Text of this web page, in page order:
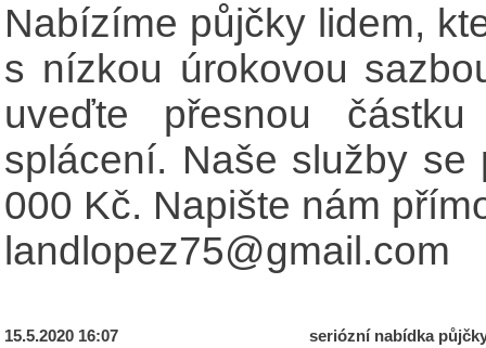
Nabízíme půjčky lidem,
s nízkou úrokovou
uveďte přesnou
splácení. Naše služby
000 Kč. Napište nám
landlopez75@gmail.com
15.5.2020 16:07 seriózní nabídka